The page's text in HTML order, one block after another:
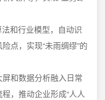
和行业模型，自动识
点，实现“未雨绸缪”的
和数据分析融入日常
，推动企业形成“人人